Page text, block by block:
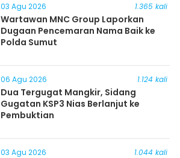
03 Agu 2026 1.365 kali
Wartawan MNC Group Laporkan
Dugaan Pencemaran Nama Baik ke
Polda Sumut
06 Agu 2026 1.124 kali
Dua Tergugat Mangkir, Sidang
Gugatan KSP3 Nias Berlanjut ke
Pembuktian
03 Agu 2026 1.044 kali